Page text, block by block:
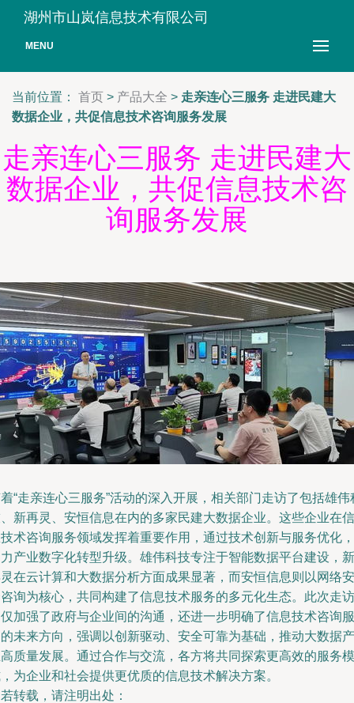
湖州市山岚信息技术有限公司
MENU
当前位置： 首页 > 产品大全 > 走亲连心三服务 走进民建大
数据企业，共促信息技术咨询服务发展
走亲连心三服务 走进民建大
数据企业，共促信息技术咨
询服务发展
“走亲连心三服务”活动的深入开展，相关部门走访了包括雄伟
新再灵、安恒信息在内的多家民建大数据企业。这些企业在信
术咨询服务领域发挥着重要作用，通过技术创新与服务优化，
产业数字化转型升级。雄伟科技专注于智能数据平台建设，新
在云计算和大数据分析方面成果显著，而安恒信息则以网络安
询为核心，共同构建了信息技术服务的多元化生态。此次走访
加强了政府与企业间的沟通，还进一步明确了信息技术咨询服
未来方向，强调以创新驱动、安全可靠为基础，推动大数据产
质量发展。通过合作与交流，各方将共同探索更高效的服务模
为企业和社会提供更优质的信息技术解决方案。
转载，请注明出处：